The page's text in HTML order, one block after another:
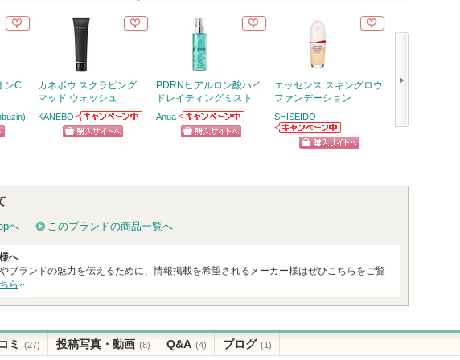
て
ンC
カネボウ スクラビング
マッド ウォッシュ
KANEBO
KANEBOからの
お知らせがあり
PDRNヒアルロン酸ハイ
ドレイティングミスト
Anua
Anuaからのお知
らせがあります
エッセンス スキングロウ
ファンデーション
SHISEIDO
SHISEIDOから
のお知らせがあ
パウダーブラシ
へ このブランドの商品一覧へ
へ
ブランドの魅力を伝えるために、情報掲載を希望されるメーカー様はぜひこちらをご覧
ら
ミ (27) 投稿写真・動画 (8) Q&A (4) ブログ (1)